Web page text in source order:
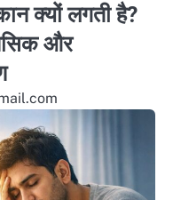
क्यों लगती है?
और